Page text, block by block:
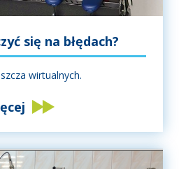
się na błędach?
wirtualnych.